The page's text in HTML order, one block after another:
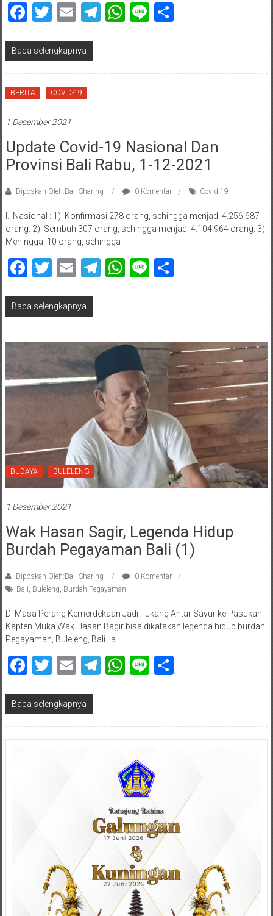
Facebook
Twitter
EmailTelegram
WhatsApp
LineShare
Baca selengkapnya
BERITA COVID-19
1 Desember 2021
Update Covid-19 Nasional Dan
Provinsi Bali Rabu, 1-12-2021
Diposkan Oleh:Bali Sharing 0 Komentar Covid-19
I. Nasional : 1). Konfirmasi 278 orang, sehingga menjadi 4.256.687
orang. 2). Sembuh 307 orang, sehingga menjadi 4.104.964 orang. 3).
Meninggal 10 orang, sehingga
Facebook
Twitter
EmailTelegram
WhatsApp
LineShare
Baca selengkapnya
BUDAYA BULELENG
1 Desember 2021
Wak Hasan Sagir, Legenda Hidup
Burdah Pegayaman Bali (1)
Diposkan Oleh:Bali Sharing
0 Komentar
Bali, Buleleng, Burdah Pegayaman
Di Masa Perang Kemerdekaan Jadi Tukang Antar Sayur ke Pasukan
Kapten Muka Wak Hasan Bagir bisa dikatakan legenda hidup burdah
Pegayaman, Buleleng, Bali. Ia
Facebook
Twitter
EmailTelegram
WhatsApp
Line
Baca selengkapnya